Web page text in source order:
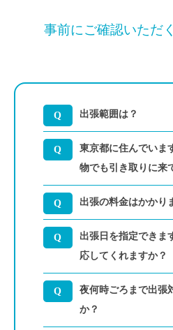
事前にご確認いただ
出張範囲は？
東京都に住んでいま
物でも引き取りに来
出張の料金はかかり
出張日を指定できま
応してくれますか？
夜何時ごろまで出張
か？